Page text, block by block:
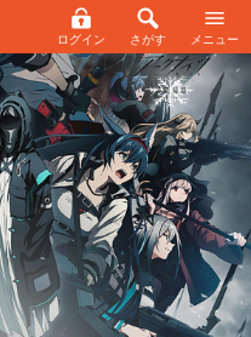
ログイン さがす メニュー